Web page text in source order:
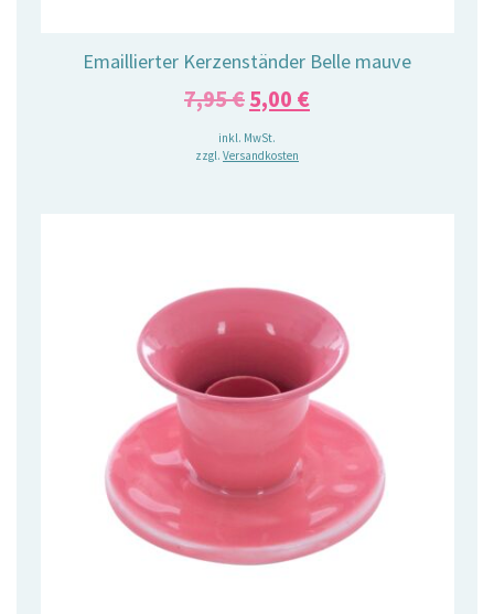
Emaillierter Kerzenständer Belle mauve
7,95€Ursprünglicher
Preis
war:
5,00 €Aktueller
inkl. MwSt.
zzgl. Versandkosten